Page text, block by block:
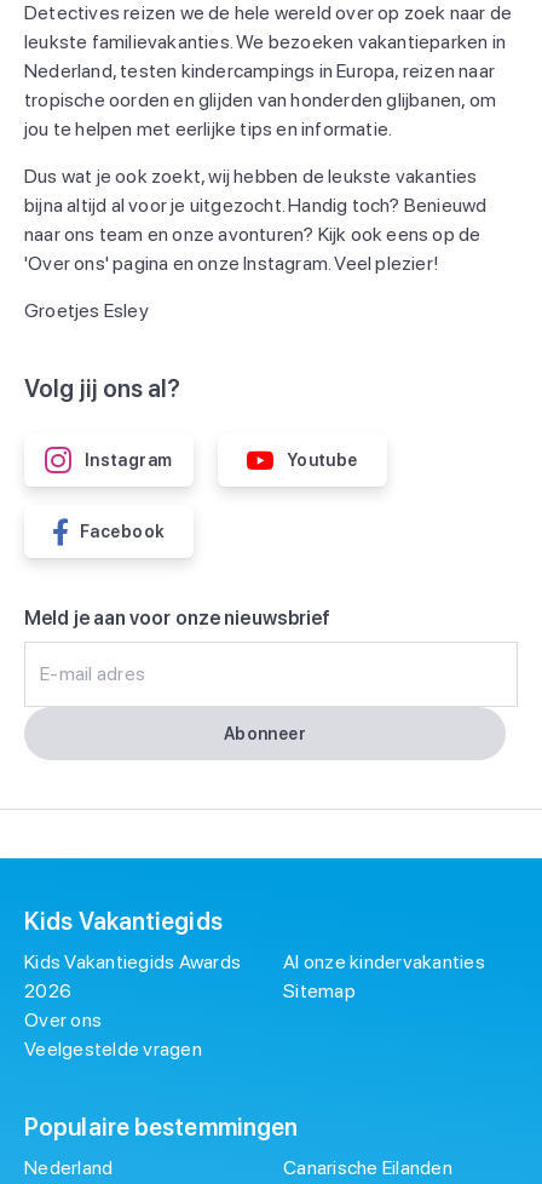
Detectives reizen we de hele wereld over op zoek naar de
leukste familievakanties. We bezoeken vakantieparken in
Nederland, testen kindercampings in Europa, reizen naar
tropische oorden en glijden van honderden glijbanen, om
jou te helpen met eerlijke tips en informatie.
Dus wat je ook zoekt, wij hebben de leukste vakanties
bijna altijd al voor je uitgezocht. Handig toch? Benieuwd
naar ons team en onze avonturen? Kijk ook eens op de
'Over ons' pagina en onze Instagram. Veel plezier!
Groetjes Esley
Volg jij ons al?
Instagram Youtube
Facebook
Meld je aan voor onze nieuwsbrief
E-mail adres
Abonneer
Kids Vakantiegids
Kids Vakantiegids Awards
2026
Over ons
Veelgestelde vragen
Al onze kindervakanties
Sitemap
Populaire bestemmingen
Nederland
Canarische Eilanden